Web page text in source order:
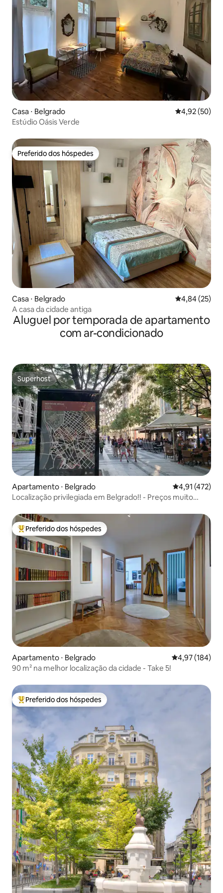
Casa ⋅ Belgrado 4,92 de uma
4,92 (50)
Estúdio Oásis Verde
Preferido dos hóspedes
Preferido dos hóspedes
Casa ⋅ Belgrado 4,84 de uma
4,84 (25)
A casa da cidade antiga
Aluguel por temporada de apartamento
com ar-condicionado
Superhost
Superhost
Apartamento ⋅ Belgrado 4,91 de uma
4,91 (472)
Localização privilegiada em Belgrado!! - Preços muito
Entre os melhores preferidos dos hóspedes
Preferido dos hóspedes
Apartamento ⋅ Belgrado 4,97 de uma
4,97 (184)
90 m² na melhor localização da cidade - Take 5!
Entre os melhores preferidos dos hóspedes
Preferido dos hóspedes